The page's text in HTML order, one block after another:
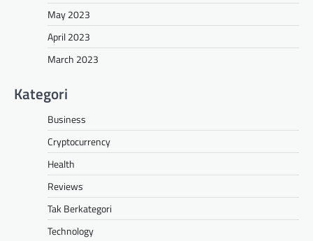
May 2023
April 2023
March 2023
Kategori
Business
Cryptocurrency
Health
Reviews
Tak Berkategori
Technology